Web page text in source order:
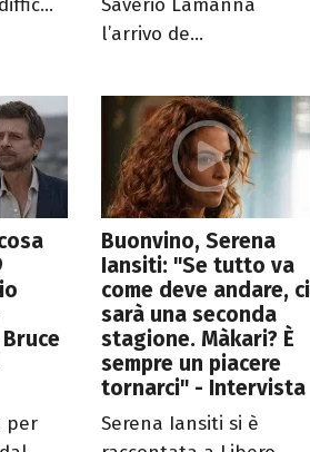
Saverio Lamanna
l’arrivo de...
per
Buonvino, Serena
Iansiti: "Se tutto va
come deve andare, ci
sarà una seconda
stagione. Màkari? È
sempre un piacere
tornarci" - Intervista
Serena Iansiti si è